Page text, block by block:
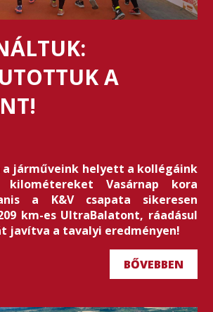
A
a járműveink helyett a kollégáink
Vasárnap kora
a K&V csapata sikeresen
km-es UltraBalatont, ráadásul
javítva a tavalyi eredményen!
BŐVEBBEN